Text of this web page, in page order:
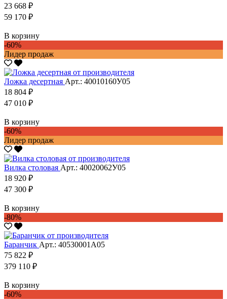
23 668 ₽
59 170 ₽
В корзину
-60%
Лидер продаж
Ложка десертная Арт.: 40010160У05
18 804 ₽
47 010 ₽
В корзину
-60%
Лидер продаж
Вилка столовая Арт.: 40020062У05
18 920 ₽
47 300 ₽
В корзину
-80%
Баранчик Арт.: 40530001А05
75 822 ₽
379 110 ₽
В корзину
-60%